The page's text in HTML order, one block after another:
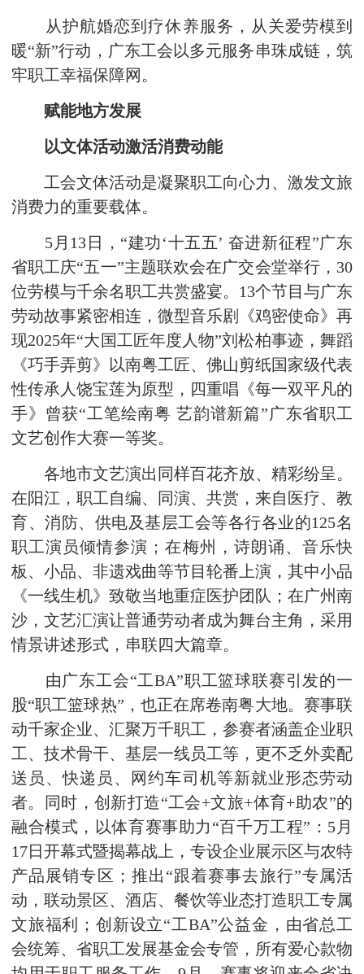
从护航婚恋到疗休养服务，从关爱劳模到
暖“新”行动，广东工会以多元服务串珠成链，筑
牢职工幸福保障网。
赋能地方发展
以文体活动激活消费动能
工会文体活动是凝聚职工向心力、激发文旅
消费力的重要载体。
5月13日，“建功‘十五五’ 奋进新征程”广东
省职工庆“五一”主题联欢会在广交会堂举行，30
位劳模与千余名职工共赏盛宴。13个节目与广东
劳动故事紧密相连，微型音乐剧《鸡密使命》再
现2025年“大国工匠年度人物”刘松柏事迹，舞蹈
《巧手弄剪》以南粤工匠、佛山剪纸国家级代表
性传承人饶宝莲为原型，四重唱《每一双平凡的
手》曾获“工笔绘南粤 艺韵谱新篇”广东省职工
文艺创作大赛一等奖。
各地市文艺演出同样百花齐放、精彩纷呈。
在阳江，职工自编、同演、共赏，来自医疗、教
育、消防、供电及基层工会等各行各业的125名
职工演员倾情参演；在梅州，诗朗诵、音乐快
板、小品、非遗戏曲等节目轮番上演，其中小品
《一线生机》致敬当地重症医护团队；在广州南
沙，文艺汇演让普通劳动者成为舞台主角，采用
情景讲述形式，串联四大篇章。
由广东工会“工BA”职工篮球联赛引发的一
股“职工篮球热”，也正在席卷南粤大地。赛事联
动千家企业、汇聚万千职工，参赛者涵盖企业职
工、技术骨干、基层一线员工等，更不乏外卖配
送员、快递员、网约车司机等新就业形态劳动
者。同时，创新打造“工会+文旅+体育+助农”的
融合模式，以体育赛事助力“百千万工程”：5月
17日开幕式暨揭幕战上，专设企业展示区与农特
产品展销专区；推出“跟着赛事去旅行”专属活
动，联动景区、酒店、餐饮等业态打造职工专属
文旅福利；创新设立“工BA”公益金，由省总工
会统筹、省职工发展基金会专管，所有爱心款物